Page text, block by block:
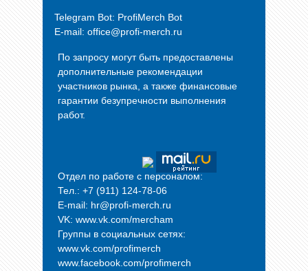
Telegram Bot: ProfiMerch Bot
E-mail: office@profi-merch.ru
По запросу могут быть предоставлены
дополнительные рекомендации
участников рынка, а также финансовые
гарантии безупречности выполнения
работ.
Отдел по работе с персоналом:
Тел.: +7 (911) 124-78-06
E-mail: hr@profi-merch.ru
VK: www.vk.com/mercham
Группы в социальных сетях:
www.vk.com/profimerch
www.facebook.com/profimerch